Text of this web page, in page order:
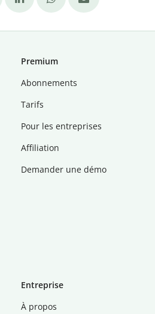
Premium
Abonnements
Tarifs
Pour les entreprises
Affiliation
Demander une démo
Entreprise
À propos